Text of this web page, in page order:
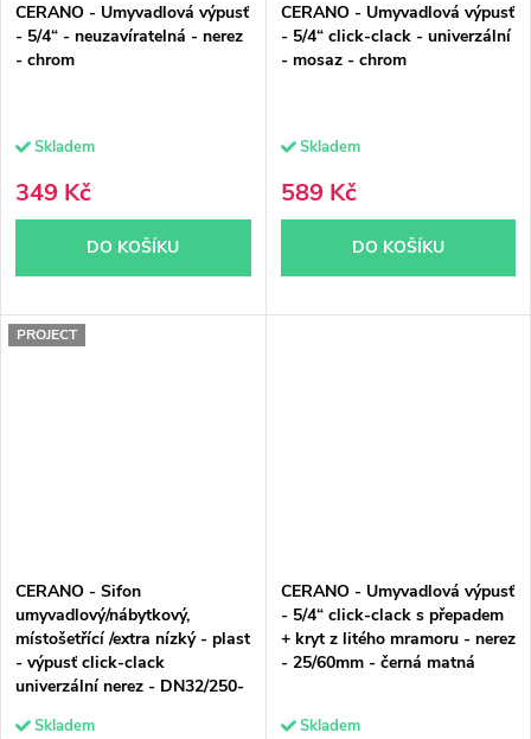
CERANO - Umyvadlová výpusť
- 5/4“ - neuzavíratelná - nerez
- chrom
Skladem
349 Kč
DO KOŠÍKU
CERANO - Umyvadlová výpusť
- 5/4“ click-clack - univerzální
- mosaz - chrom
Skladem
589 Kč
DO KOŠÍKU
PROJECT
CERANO - Sifon
umyvadlový/nábytkový,
místošetřící /extra nízký - plast
- výpusť click-clack
univerzální nerez - DN32/250-
Skladem
CERANO - Umyvadlová výpusť
- 5/4“ click-clack s přepadem
+ kryt z litého mramoru - nerez
- 25/60mm - černá matná
Skladem